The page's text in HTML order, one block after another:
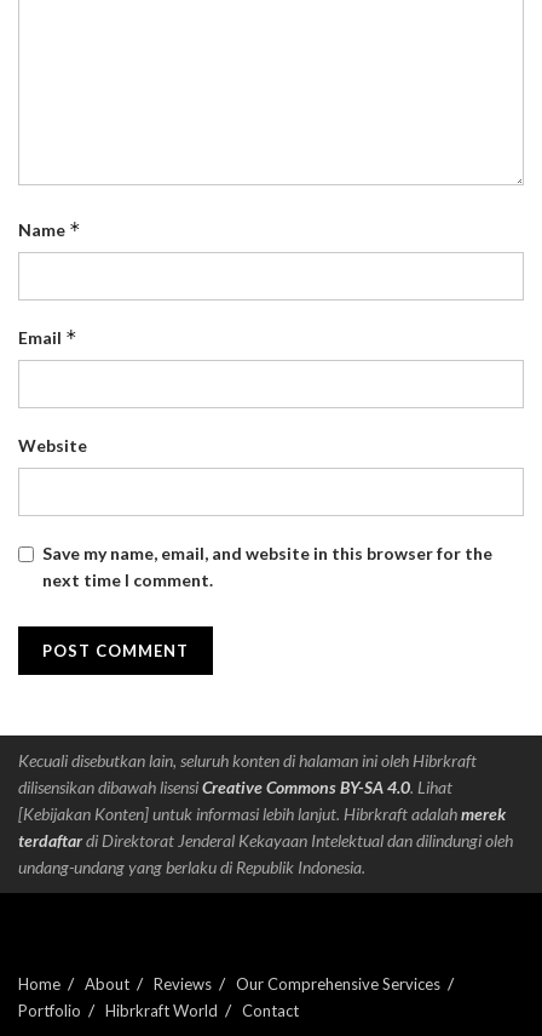
Name *
Email *
Website
Save my name, email, and website in this browser for the
next time I comment.
Kecuali disebutkan lain, seluruh konten di halaman ini oleh Hibrkraft
dilisensikan dibawah lisensiCreative Commons BY-SA 4.0. Lihat
[Kebijakan Konten] untuk informasi lebih lanjut. Hibrkraft adalahmerek
terdaftardi Direktorat Jenderal Kekayaan Intelektual dan dilindungi oleh
undang-undang yang berlaku di Republik Indonesia.
Home About Reviews
Our Comprehensive Services
Portfolio
Hibrkraft World Contact